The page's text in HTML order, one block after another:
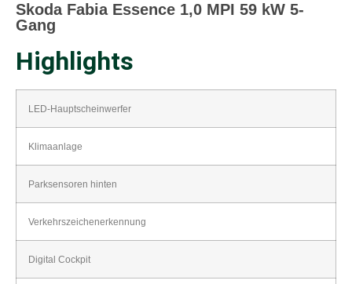
Skoda Fabia Essence 1,0 MPI 59 kW 5-
Gang
Highlights
LED-Hauptscheinwerfer
Klimaanlage
Parksensoren hinten
Verkehrszeichenerkennung
Digital Cockpit